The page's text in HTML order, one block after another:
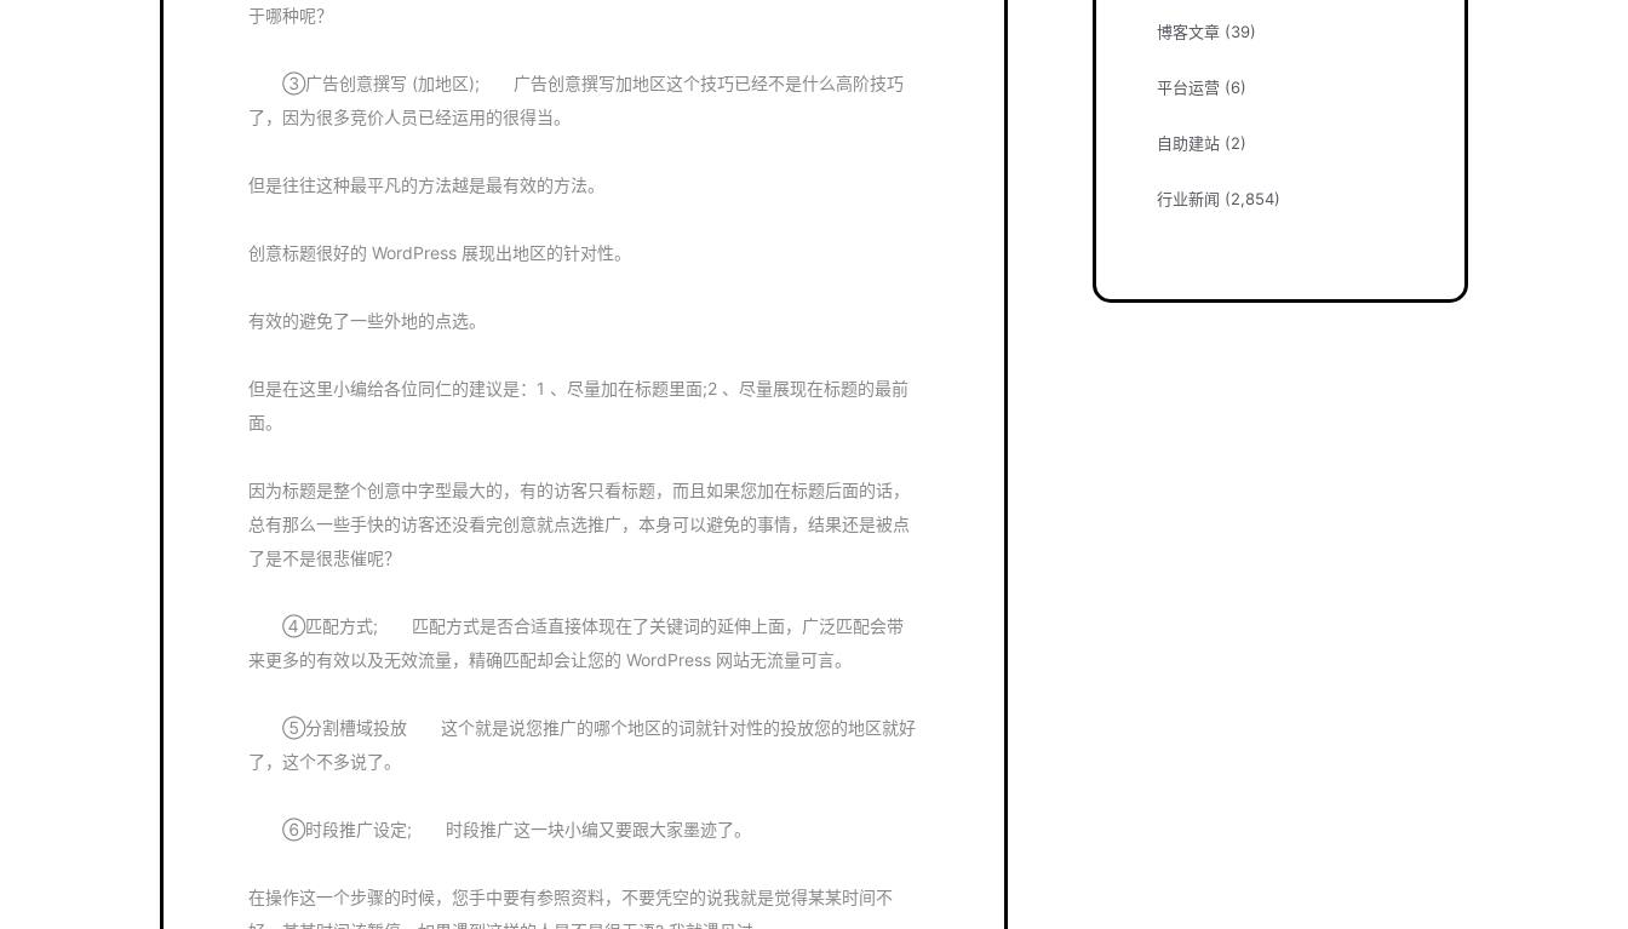
于哪种呢？
③广告创意撰写 (加地区); 广告创意撰写加地区这个技巧已经不是什么高阶技巧
了，因为很多竞价人员已经运用的很得当。
但是往往这种最平凡的方法越是最有效的方法。
创意标题很好的 WordPress 展现出地区的针对性。
有效的避免了一些外地的点选。
但是在这里小编给各位同仁的建议是：1 、尽量加在标题里面;2 、尽量展现在标题的最前
面。
因为标题是整个创意中字型最大的，有的访客只看标题，而且如果您加在标题后面的话，
总有那么一些手快的访客还没看完创意就点选推广，本身可以避免的事情，结果还是被点
了是不是很悲催呢？
④匹配方式; 匹配方式是否合适直接体现在了关键词的延伸上面，广泛匹配会带
来更多的有效以及无效流量，精确匹配却会让您的 WordPress 网站无流量可言。
⑤分割槽域投放 这个就是说您推广的哪个地区的词就针对性的投放您的地区就好
了，这个不多说了。
⑥时段推广设定; 时段推广这一块小编又要跟大家墨迹了。
在操作这一个步骤的时候，您手中要有参照资料，不要凭空的说我就是觉得某某时间不
博客文章 (39)
平台运营 (6)
自助建站 (2)
行业新闻 (2,854)